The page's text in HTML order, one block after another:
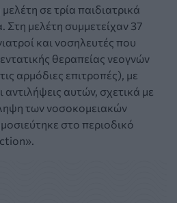
σε τρία παιδιατρικά
μελέτη συμμετείχαν 37
και νοσηλευτές που
θεραπείας νεογνών
αρμόδιες επιτροπές), με
αυτών, σχετικά με
των νοσοκομειακών
στο περιοδικό